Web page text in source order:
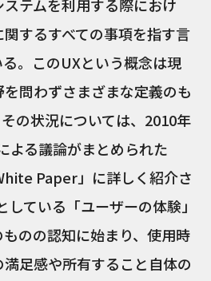
テムを利用する際におけ
するすべての事項を指す言
。このUXという概念は現
問わずさまざまな定義のも
の状況については、2010年
よる議論がまとめられた
Paper」に詳しく紹介さ
ている「ユーザーの体験」
のの認知に始まり、使用時
足感や所有すること自体の